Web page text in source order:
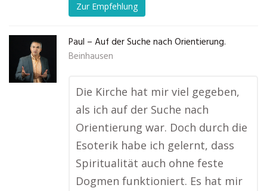
Zur Empfehlung
Paul – Auf der Suche nach Orientierung.
Beinhausen
Die Kirche hat mir viel gegeben,
als ich auf der Suche nach
Orientierung war. Doch durch die
Esoterik habe ich gelernt, dass
Spiritualität auch ohne feste
Dogmen funktioniert. Es hat mir